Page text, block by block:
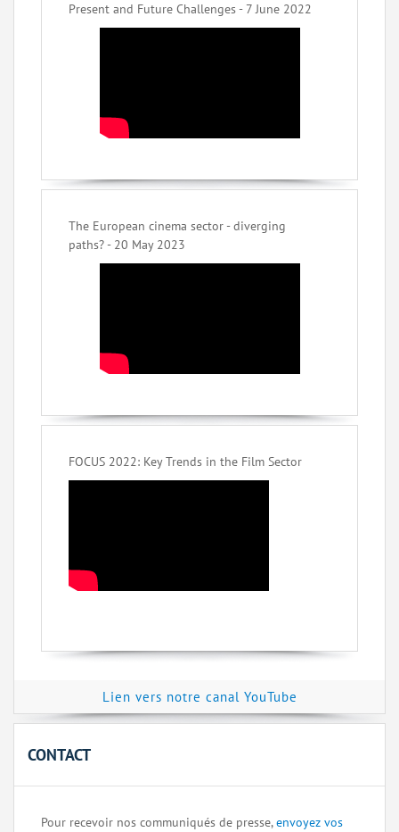
Present and Future Challenges - 7 June 2022
The European cinema sector - diverging
paths? - 20 May 2023
FOCUS 2022: Key Trends in the Film Sector
Lien vers notre canal YouTube
CONTACT
Pour recevoir nos communiqués de presse,envoyez vos